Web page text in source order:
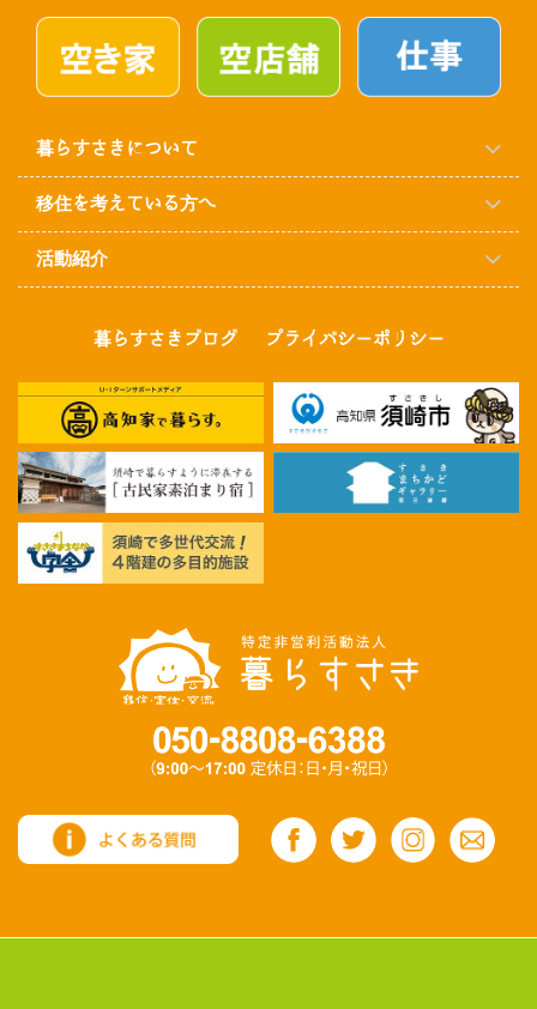
暮らすさきについて
移住を考えている方へ
活動紹介
暮らすさきブログ プライバシーポリシー